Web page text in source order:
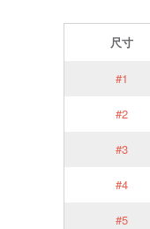
尺寸
#1
#2
#3
#4
#5